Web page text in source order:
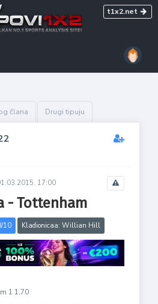
t1x2.net
člana Drugi tipuju
17:00
- Tottenham
10 Kladionicaa: Willian Hill
1 1,70